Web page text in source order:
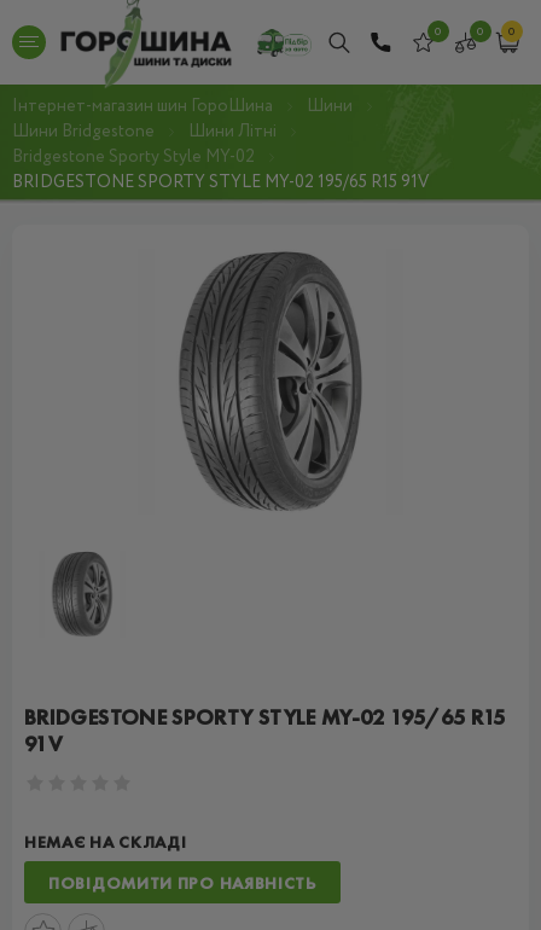
0 0 0
Інтернет-магазин шин ГороШина
Шини
Шини Bridgestone
Шини Літні
Bridgestone Sporty Style MY-02
BRIDGESTONE SPORTY STYLE MY-02 195/65 R15 91V
BRIDGESTONE SPORTY STYLE MY-02 195/65 R15
91V
НЕМАЄ НА СКЛАДІ
ПОВІДОМИТИ ПРО НАЯВНІСТЬ